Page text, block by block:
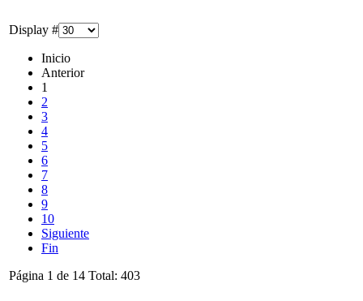
Display #
Inicio
Anterior
1
2
3
4
5
6
7
8
9
10
Siguiente
Fin
Página 1 de 14 Total: 403